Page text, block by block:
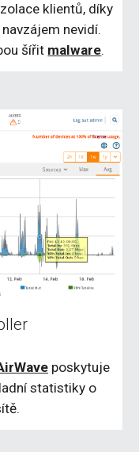
klientů, díky
nevidí.
šířit malware.
poskytuje
statistiky o